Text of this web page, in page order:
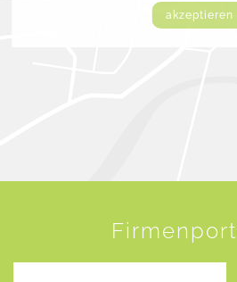
akzeptieren